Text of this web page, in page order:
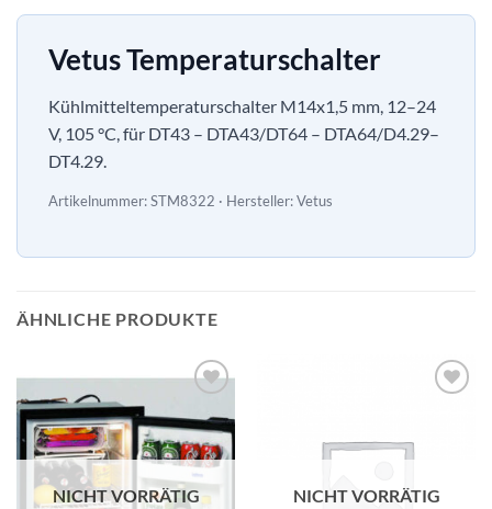
Vetus Temperaturschalter
Kühlmitteltemperaturschalter M14x1,5 mm, 12–24
V, 105 °C, für DT43 – DTA43/DT64 – DTA64/D4.29–
DT4.29.
Artikelnummer: STM8322 · Hersteller: Vetus
ÄHNLICHE PRODUKTE
NICHT VORRÄTIG NICHT VORRÄTIG